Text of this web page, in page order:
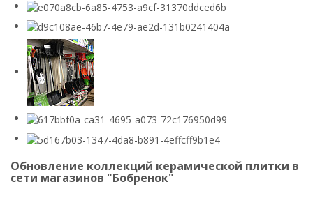
Обновление коллекций керамической плитки в
сети магазинов "Бобренок"